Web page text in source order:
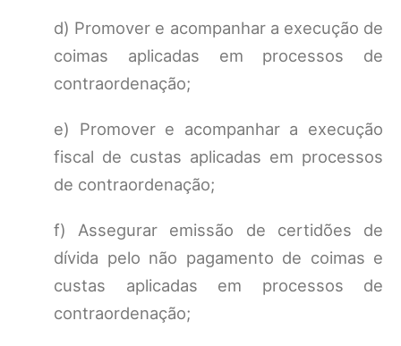
d) Promover e acompanhar a execução de
coimas aplicadas em processos de
contraordenação;
e) Promover e acompanhar a execução
fiscal de custas aplicadas em processos
de contraordenação;
f) Assegurar emissão de certidões de
dívida pelo não pagamento de coimas e
custas aplicadas em processos de
contraordenação;